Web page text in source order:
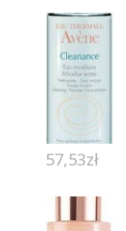
57,53zł